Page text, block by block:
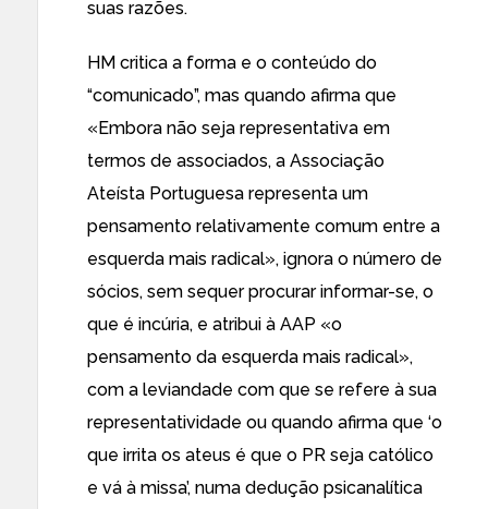
suas razões.
HM critica a forma e o conteúdo do
“comunicado”, mas quando afirma que
«Embora não seja representativa em
termos de associados, a Associação
Ateísta Portuguesa representa um
pensamento relativamente comum entre a
esquerda mais radical», ignora o número de
sócios, sem sequer procurar informar-se, o
que é incúria, e atribui à AAP «o
pensamento da esquerda mais radical»,
com a leviandade com que se refere à sua
representatividade ou quando afirma que ‘o
que irrita os ateus é que o PR seja católico
e vá à missa’, numa dedução psicanalítica